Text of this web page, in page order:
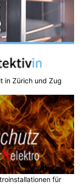
in Zürich und Zug
für